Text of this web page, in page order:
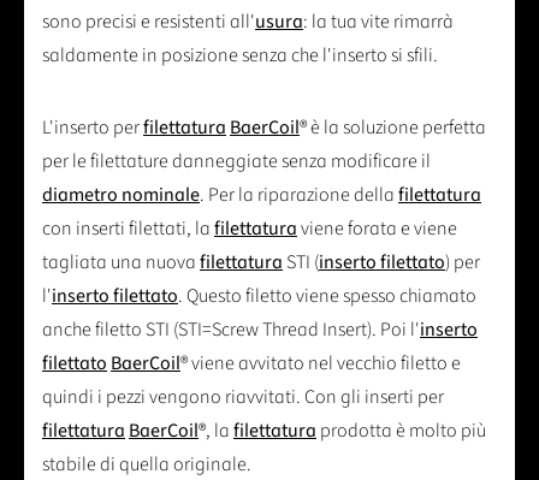
sono precisi e resistenti all'usura: la tua vite rimarrà
saldamente in posizione senza che l'inserto si sfili.
L'inserto perfilettatura BaerCoil® è la soluzione perfetta
per le filettature danneggiate senza modificare il
diametro nominale. Per la riparazione dellafilettatura
con inserti filettati, lafilettaturaviene forata e viene
tagliata una nuovafilettatura STI (inserto filettato) per
l'inserto filettato. Questo filetto viene spesso chiamato
anche filetto STI (STI=Screw Thread Insert). Poi l'inserto
filettato BaerCoil® viene avvitato nel vecchio filetto e
quindi i pezzi vengono riavvitati. Con gli inserti per
filettatura BaerCoil®, lafilettatura prodotta è molto più
stabile di quella originale.